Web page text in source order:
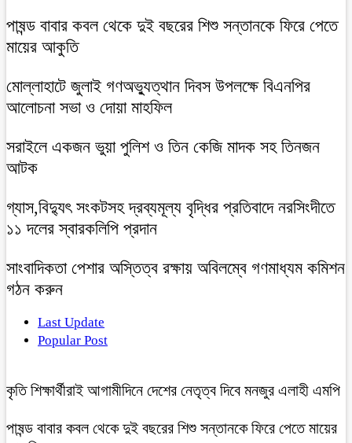
পাষন্ড বাবার কবল থেকে দুই বছরের শিশু সন্তানকে ফিরে পেতে
মায়ের আকুতি
মোল্লাহাটে জুলাই গণঅভ্যুত্থান দিবস উপলক্ষে বিএনপির
আলোচনা সভা ও দোয়া মাহফিল
সরাইলে একজন ভুয়া পুলিশ ও তিন কেজি মাদক সহ তিনজন
আটক
গ্যাস,বিদ্যুৎ সংকটসহ দ্রব্যমূল্য বৃদ্ধির প্রতিবাদে নরসিংদীতে
১১ দলের স্বারকলিপি প্রদান
সাংবাদিকতা পেশার অস্তিত্ব রক্ষায় অবিলম্বে গণমাধ্যম কমিশন
গঠন করুন
Last Update
Popular Post
কৃতি শিক্ষার্থীরাই আগামীদিনে দেশের নেতৃত্ব দিবে মনজুর এলাহী এমপি
পাষন্ড বাবার কবল থেকে দুই বছরের শিশু সন্তানকে ফিরে পেতে মায়ের